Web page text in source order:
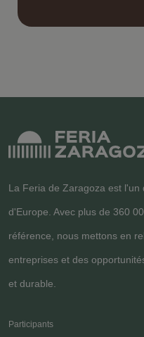
La Feria de Zaragoza est
d'Europe. Avec plus de 360
référence, nous mettons en
entreprises et des
et durable.
Participants